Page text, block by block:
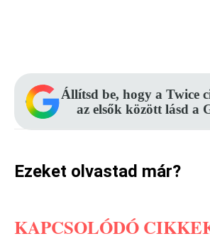
Állítsd be, hogy a Twice
az elsők között lásd a
Ezeket olvastad már?
KAPCSOLÓDÓ